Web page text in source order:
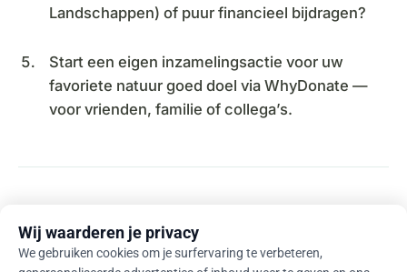
Landschappen) of puur financieel bijdragen?
Start een eigen inzamelingsactie voor uw
favoriete natuur goed doel via WhyDonate —
voor vrienden, familie of collega’s.
Zelf Geld Inzamelen voor een
Natuur Goed Doel? Zo Werkt
Wij waarderen je privacy
We gebruiken cookies om je surfervaring te verbeteren,